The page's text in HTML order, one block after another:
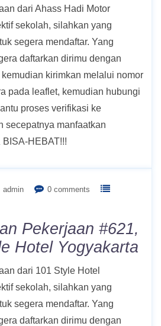
dari Ahass Hadi Motor
sekolah, silahkan yang
segera mendaftar. Yang
daftarkan dirimu dengan
kirimkan melalui nomor
pada leaflet, kemudian hubungi
proses verifikasi ke
secepatnya manfaatkan
BISA-HEBAT!!!
admin
0 comments
Pekerjaan #621,
Hotel Yogyakarta
dari 101 Style Hotel
sekolah, silahkan yang
segera mendaftar. Yang
daftarkan dirimu dengan